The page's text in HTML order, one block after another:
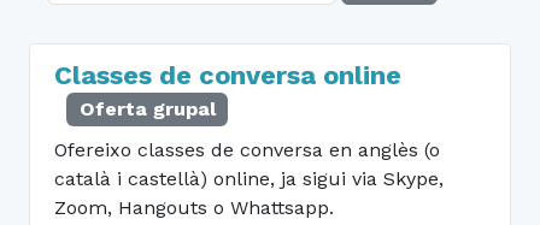
Classes de conversa online
Oferta grupal
Ofereixo classes de conversa en anglès (o
català i castellà) online, ja sigui via Skype,
Zoom, Hangouts o Whattsapp.